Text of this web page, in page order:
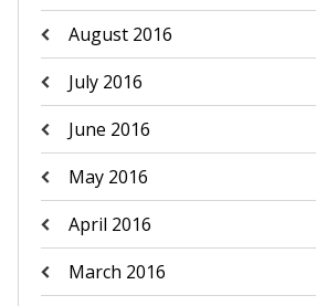
August 2016
July 2016
June 2016
May 2016
April 2016
March 2016